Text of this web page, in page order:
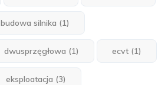
budowa silnika (1)
dwusprzęgłowa (1) ecvt (1)
eksploatacja (3)